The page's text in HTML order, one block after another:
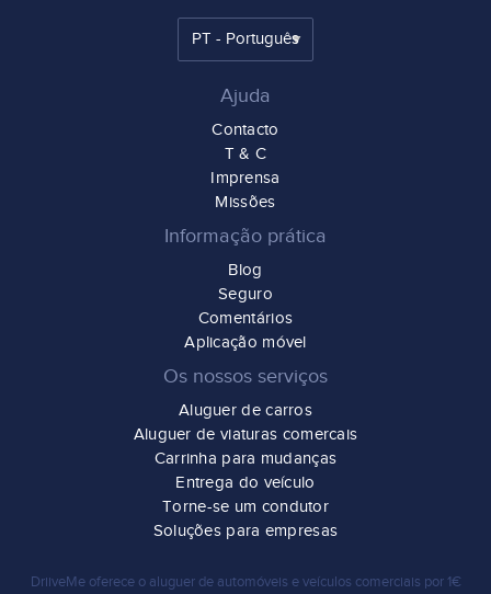
Ajuda
Contacto
T & C
Imprensa
Missões
Informação prática
Blog
Seguro
Comentários
Aplicação móvel
Os nossos serviços
Aluguer de carros
Aluguer de viaturas comercais
Carrinha para mudanças
Entrega do veículo
Torne-se um condutor
Soluções para empresas
DriiveMe oferece o aluguer de automóveis e veículos comerciais por 1€